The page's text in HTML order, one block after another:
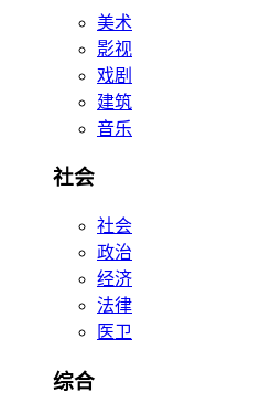
美术
影视
戏剧
建筑
音乐
社会
社会
政治
经济
法律
医卫
综合